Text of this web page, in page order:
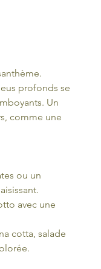
profonds se
Un
comme une
ou un
avec une
cotta, salade